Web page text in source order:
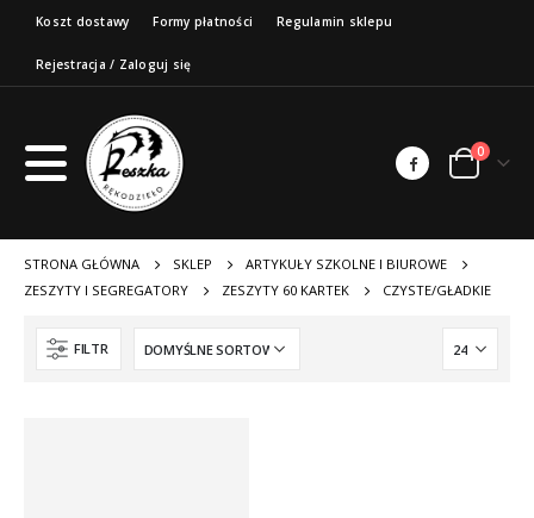
Koszt dostawy Formy płatności Regulamin sklepu
Rejestracja / Zaloguj się
0
STRONA GŁÓWNA SKLEP
ARTYKUŁY SZKOLNE I BIUROWE
ZESZYTY I SEGREGATORY
ZESZYTY 60 KARTEK CZYSTE/GŁADKIE
FILTR